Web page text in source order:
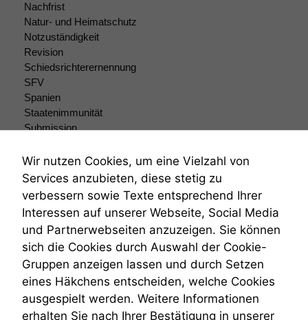
Nachfrist
Natur- und Heimatschutz
Notzuständigkeit
Revision
Schiedsrichterernennung
SFV
Spanien
Staatenimmunität
Submission
Teilungsklage
Venezuela
VRK
Wiederherstellungsanordnung
Zivilprozessordnung
ZPO
Zustellfiktion
Zuständigkeit
Öffentliches Personalrecht
Öffentlichkeitsprinzip
Wir nutzen Cookies, um eine Vielzahl von
Services anzubieten, diese stetig zu
verbessern sowie Texte entsprechend Ihrer
Interessen auf unserer Webseite, Social Media
und Partnerwebseiten anzuzeigen. Sie können
sich die Cookies durch Auswahl der Cookie-
Gruppen anzeigen lassen und durch Setzen
eines Häkchens entscheiden, welche Cookies
ausgespielt werden. Weitere Informationen
erhalten Sie nach Ihrer Bestätigung in unserer